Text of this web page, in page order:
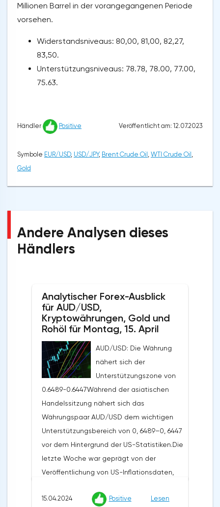
Millionen Barrel in der vorangegangenen Periode
vorsehen.
Widerstandsniveaus: 80,00, 81,00, 82,27,
83,50.
Unterstützungsniveaus: 78.78, 78.00, 77.00,
75.63.
Händler Positive Veröffentlicht am: 12.07.2023
Symbole EUR/USD, USD/JPY, Brent Crude Oil , WTI Crude Oil ,
Gold
Andere Analysen dieses
Händlers
Analytischer Forex-Ausblick
für AUD/USD,
Kryptowährungen, Gold und
Rohöl für Montag, 15. April
AUD/USD: Die Währung
nähert sich der
Unterstützungszone von
0.6489-0.6447Während der asiatischen
Handelssitzung nähert sich das
Währungspaar AUD/USD dem wichtigen
Unterstützungsbereich von 0, 6489–0, 6447
vor dem Hintergrund der US-Statistiken.Die
letzte Woche war geprägt von der
Veröffentlichung von US-Inflationsdaten,
dem Markt beitrugen. Der US-
15.04.2024 Positive Lesen